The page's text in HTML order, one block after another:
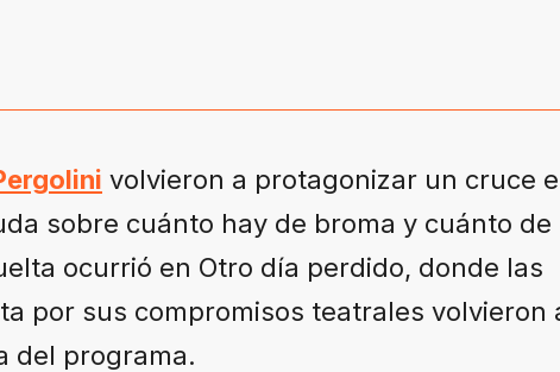
volvieron a protagonizar un cruce
sobre cuánto hay de broma y cuánto de
ocurrió en Otro día perdido, donde las
por sus compromisos teatrales volvieron
del programa.